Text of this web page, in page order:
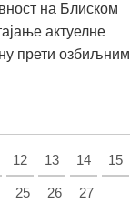
на Блиском
актуелне
прети озбиљним
12 13 14 15
25 26 27